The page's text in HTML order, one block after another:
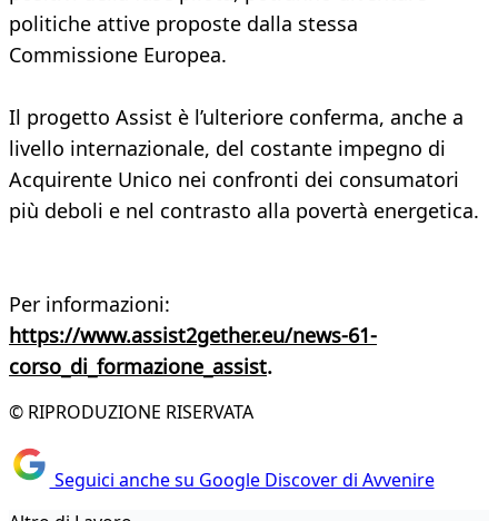
politiche attive proposte dalla stessa
Commissione Europea.
Il progetto Assist è l’ulteriore conferma, anche a
livello internazionale, del costante impegno di
Acquirente Unico nei confronti dei consumatori
più deboli e nel contrasto alla povertà energetica.
Per informazioni:
https://www.assist2gether.eu/news-61-
corso_di_formazione_assist.
© RIPRODUZIONE RISERVATA
Seguici anche su Google Discover di Avvenire